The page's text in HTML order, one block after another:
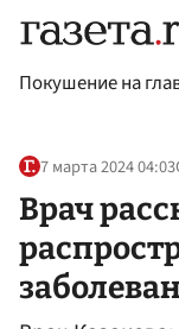
Покушение на
7 марта 2024 04:03
Врач